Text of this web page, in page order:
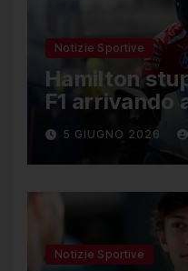
Notizie Sportive
Hamilton
F1 arrivando
una Ducati
limitata
5 GIUGNO 2026
Notizie Sportive